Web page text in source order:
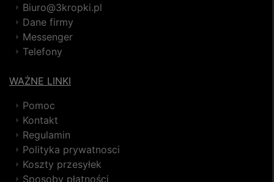
Biuro@3kropki.pl
Dane firmy
Messenger
Telefony
WAŻNE LINKI
Pomoc
Kontakt
Regulamin
Polityka prywatnosci
Koszty przesyłek
Sposoby płatności